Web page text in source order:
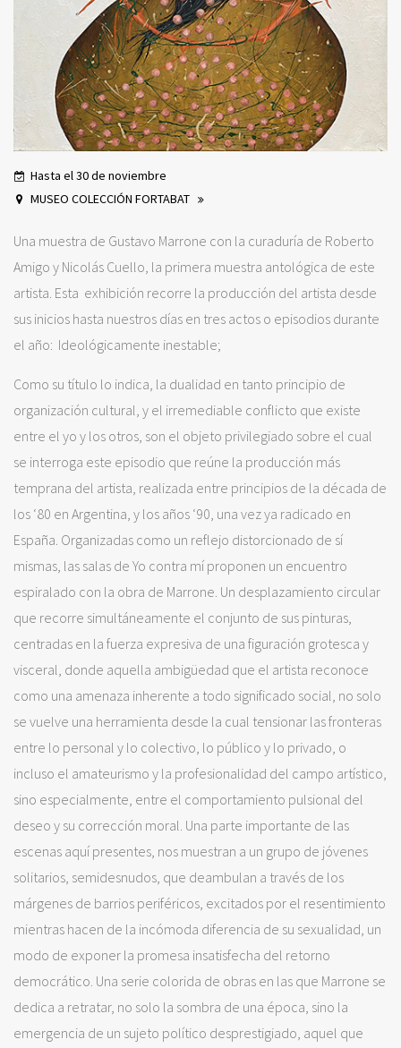
Hasta el 30 de noviembre
MUSEO COLECCIÓN FORTABAT
Una muestra de Gustavo Marrone con la curaduría de Roberto
Amigo y Nicolás Cuello, la primera muestra antológica de este
artista. Esta exhibición recorre la producción del artista desde
sus inicios hasta nuestros días en tres actos o episodios durante
el año: Ideológicamente inestable;
Como su título lo indica, la dualidad en tanto principio de
organización cultural, y el irremediable conflicto que existe
entre el yo y los otros, son el objeto privilegiado sobre el cual
se interroga este episodio que reúne la producción más
temprana del artista, realizada entre principios de la década de
los ‘80 en Argentina, y los años ‘90, una vez ya radicado en
España. Organizadas como un reflejo distorcionado de sí
mismas, las salas de Yo contra mí proponen un encuentro
espiralado con la obra de Marrone. Un desplazamiento circular
que recorre simultáneamente el conjunto de sus pinturas,
centradas en la fuerza expresiva de una figuración grotesca y
visceral, donde aquella ambigüedad que el artista reconoce
como una amenaza inherente a todo significado social, no solo
se vuelve una herramienta desde la cual tensionar las fronteras
entre lo personal y lo colectivo, lo público y lo privado, o
incluso el amateurismo y la profesionalidad del campo artístico,
sino especialmente, entre el comportamiento pulsional del
deseo y su corrección moral. Una parte importante de las
escenas aquí presentes, nos muestran a un grupo de jóvenes
solitarios, semidesnudos, que deambulan a través de los
márgenes de barrios periféricos, excitados por el resentimiento
mientras hacen de la incómoda diferencia de su sexualidad, un
modo de exponer la promesa insatisfecha del retorno
democrático. Una serie colorida de obras en las que Marrone se
dedica a retratar, no solo la sombra de una época, sino la
emergencia de un sujeto político desprestigiado, aquel que